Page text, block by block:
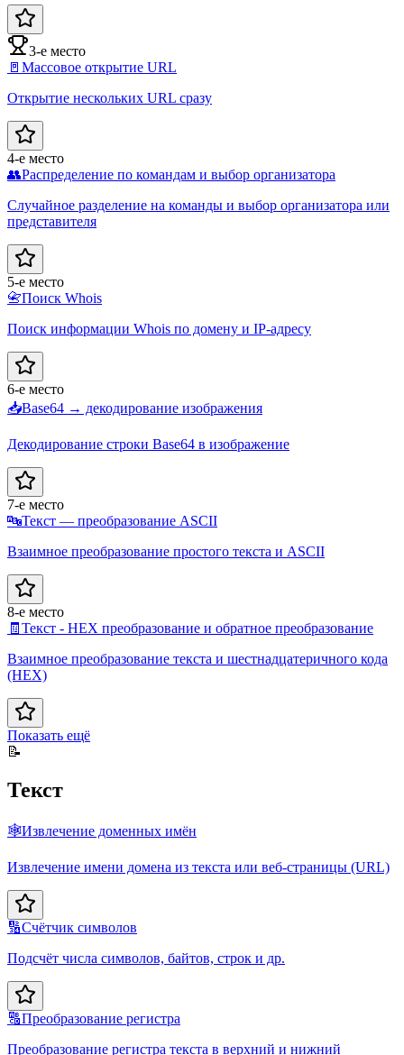
3-е место
🚪 Массовое открытие URL
Открытие нескольких URL сразу
4-е место
👥Распределение по командам и выбор организатора
Случайное разделение на команды и выбор организатора или
представителя
5-е место
📇Поиск Whois
Поиск информации Whois по домену и IP-адресу
6-е место
📥Base64 → декодирование изображения
Декодирование строки Base64 в изображение
7-е место
🔤Текст — преобразование ASCII
Взаимное преобразование простого текста и ASCII
8-е место
🧾 Текст - HEX преобразование и обратное преобразование
Взаимное преобразование текста и шестнадцатеричного кода
(HEX)
Показать ещё
📝
Текст
🕸️Извлечение доменных имён
Извлечение имени домена из текста или веб-страницы (URL)
🔢Счётчик символов
Подсчёт числа символов, байтов, строк и др.
🔠Преобразование регистра
Преобразование регистра текста в верхний и нижний